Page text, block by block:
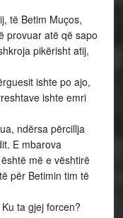
të Betim Muços,
provuar atë që sapo
pikërisht atij,
ishte po ajo,
ishte emri
ndërsa përcillja
E mbarova
më e vështirë
për Betimin tim të
ta gjej forcen?